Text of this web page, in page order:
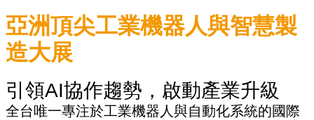
亞洲頂尖工業機器人與智慧製
造大展
引領AI協作趨勢，啟動產業升級
全台唯一專注於工業機器人與自動化系統的國際